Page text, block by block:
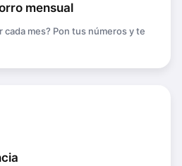
mensual
mes? Pon tus números y te